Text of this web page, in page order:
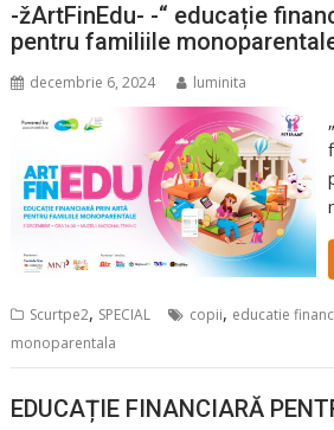
-žArtFinEdu- -“ educație
pentru familiile
decembrie 6, 2024 luminita
Scurtpe2, SPECIAL copii, educatie
monoparentala
EDUCAȚIE FINANCIARĂ